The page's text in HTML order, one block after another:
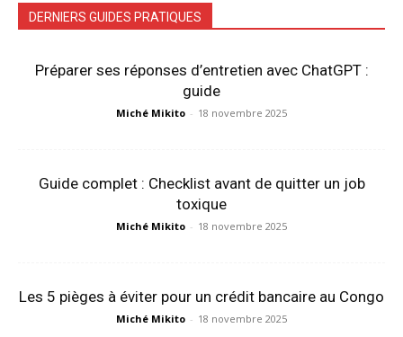
DERNIERS GUIDES PRATIQUES
Préparer ses réponses d’entretien avec ChatGPT :
guide
Miché Mikito - 18 novembre 2025
Guide complet : Checklist avant de quitter un job
toxique
Miché Mikito - 18 novembre 2025
Les 5 pièges à éviter pour un crédit bancaire au Congo
Miché Mikito - 18 novembre 2025